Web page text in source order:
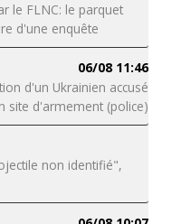
le FLNC: le parquet
d'une enquête
06/08 11:46
d'un Ukrainien accusé
site d'armement (police)
non identifié",